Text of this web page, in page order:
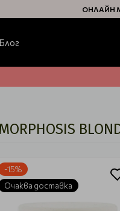
ОНЛАЙН
Блог
MORPHOSIS
-15%
Очаква доставка